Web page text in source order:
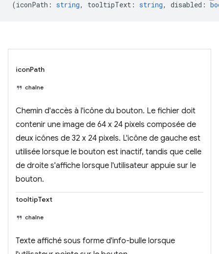
(iconPath : string, tooltipText : string, disabled :
iconPath
chaîne
Chemin d'accès à l'icône du bouton. Le fichier doit
contenir une image de 64 x 24 pixels composée de
deux icônes de 32 x 24 pixels. L'icône de gauche est
utilisée lorsque le bouton est inactif, tandis que celle
de droite s'affiche lorsque l'utilisateur appuie sur le
bouton.
tooltipText
chaîne
Texte affiché sous forme d'info-bulle lorsque